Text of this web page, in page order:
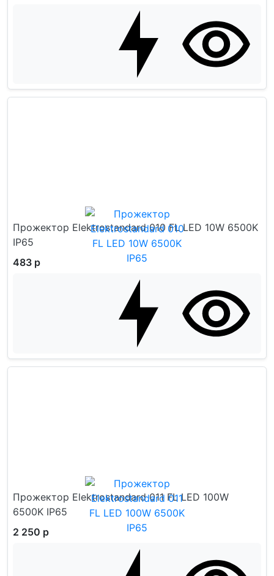
Прожектор Elektrostandard 010 FL LED 10W 6500K
IP65
483 р
Прожектор Elektrostandard 011 FL LED 100W
6500K IP65
2 250 р